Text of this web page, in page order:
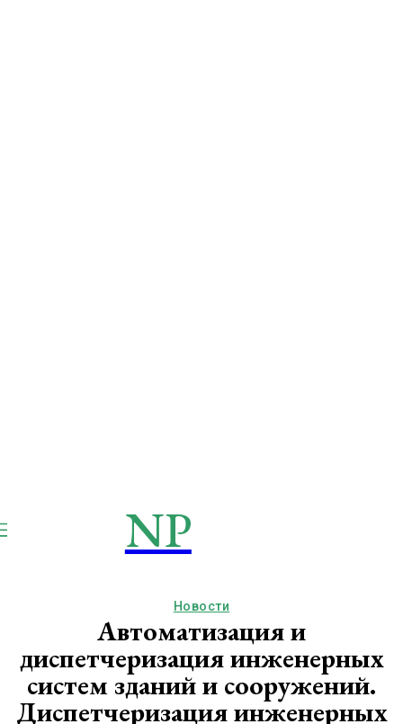
NP
Новости
Автоматизация и
диспетчеризация инженерных
систем зданий и сооружений.
Диспетчеризация инженерных